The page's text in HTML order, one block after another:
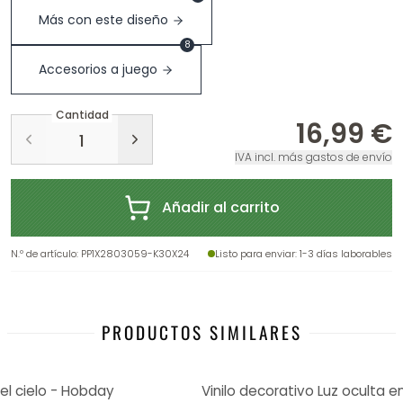
Más con este diseño
Accesorios a juego
8
Cantidad
16,99 €
IVA incl. más gastos de envío
Añadir al carrito
N.º de artículo: PP1X2803059-K30X24 Listo para enviar: 1-3 días laborables
PRODUCTOS SIMILARES
cielo - Hobday